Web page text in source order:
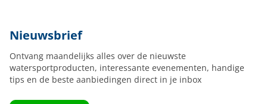
Nieuwsbrief
Ontvang maandelijks alles over de nieuwste
watersportproducten, interessante evenementen, handige
tips en de beste aanbiedingen direct in je inbox